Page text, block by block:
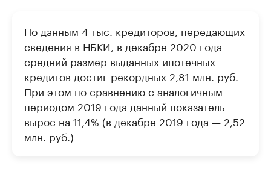
По данным 4 тыс. кредиторов, передающих
сведения в НБКИ, в декабре 2020 года
средний размер выданных ипотечных
кредитов достиг рекордных 2,81 млн. руб.
При этом по сравнению с аналогичным
периодом 2019 года данный показатель
вырос на 11,4% (в декабре 2019 года — 2,52
млн. руб.)